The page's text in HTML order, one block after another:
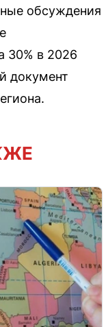
обсуждения
30% в 2026
документ